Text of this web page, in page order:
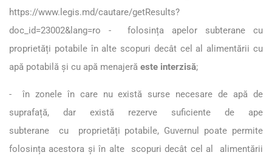
https://www.legis.md/cautare/getResults?
doc_id=23002&lang=ro - folosința apelor subterane cu
proprietăți potabile în alte scopuri decât cel al alimentării cu
apă potabilă şi cu apă menajeră este interzisă;
- în zonele în care nu există surse necesare de apă de
suprafață, dar există rezerve suficiente de ape
subterane cu proprietăți potabile, Guvernul poate permite
folosința acestora şi în alte scopuri decât cel al alimentării